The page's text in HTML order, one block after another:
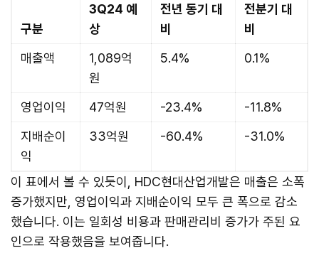
구분
3Q24 예
상
전년 동기 대
비
전분기 대
비
매출액
1,089억
원
5.4% 0.1%
영업이익 47억원 -23.4%
-11.8%
지배순이
익
33억원 -60.4% -31.0%
이 표에서 볼 수 있듯이, HDC현대산업개발은 매출은 소폭
증가했지만, 영업이익과 지배순이익 모두 큰 폭으로 감소
했습니다. 이는 일회성 비용과 판매관리비 증가가 주된 요
인으로 작용했음을 보여줍니다.